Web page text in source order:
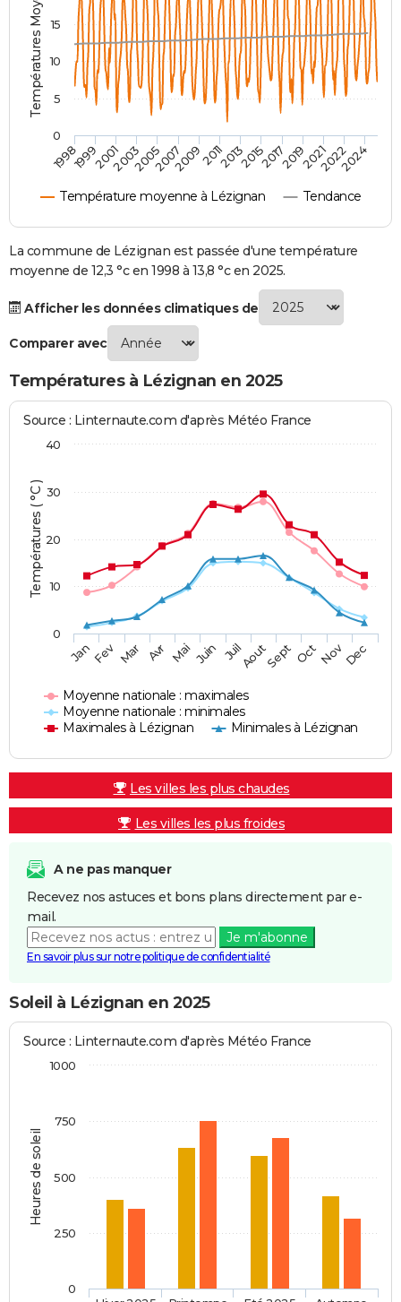
Destinations
City break
Voyage nature
Voyage de noces
Forum
Climat
PHOTO
GUIDES D'ACHAT
BONS PLANS
CARTE DE VOEUX
Carte de Noël
Carte Bonne année
Carte Saint-Valentin
Carte Pâques
Carte d'anniversaire
DICTIONNAIRE
Dictionnaire
Biographies
Citations
Expressions
Proverbes
PROGRAMME TV
S'inscrire
Se connecter
Lycées
Collèges
Primaires
Universités
Entreprises
Service militaire
Avis de recherche
AVIS DE DÉCÈS
FORUM
Bricolage
Lifestyle
Culture
Sport
Auto
Television
Voyage
Cinema
Température moyenne à Lézignan Tendance
199819992001200320052007200920112013201520172019202120222024
0
5
10
15
La commune de Lézignan est passée d'une température
moyenne de 12,3 °c en 1998 à 13,8 °c en 2025.
Afficher les données climatiques de
Comparer avec
Températures à Lézignan en 2025
Températures ( °C )
Source : Linternaute.com d'après Météo France
Moyenne nationale : maximales
Moyenne nationale : minimales
Maximales à Lézignan
Minimales à Lézignan
JanFev Mar Avr Mai Juin JuilAoutSept OctNovDec
0
10
20
30
40
Les villes les plus chaudes
Les villes les plus froides
A ne pas manquer
Recevez nos astuces et bons plans directement par e-
mail.
Je m'abonne
En savoir plus sur notre politique de confidentialité
Soleil à Lézignan en 2025
Heures de soleil
Source : Linternaute.com d'après Météo France
0
250
500
750
1000